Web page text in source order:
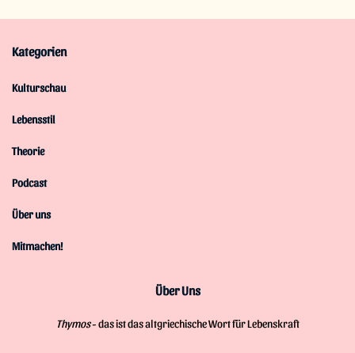
Kategorien
Kulturschau
Lebensstil
Theorie
Podcast
Über uns
Mitmachen!
Über Uns
Thymos- das ist das altgriechische Wort für Lebenskraft